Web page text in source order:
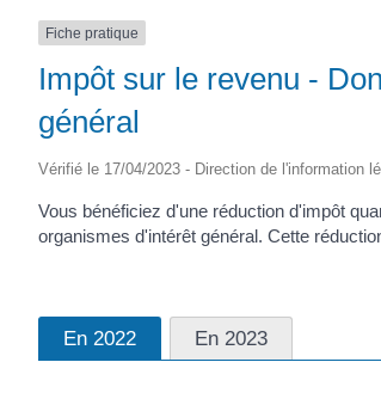
Fiche pratique
Impôt sur le revenu -
général
Vérifié le 17/04/2023 - Direction de l'information
Vous bénéficiez d'une réduction d'impôt
organismes d'intérêt général. Cette
En 2022 En 2023